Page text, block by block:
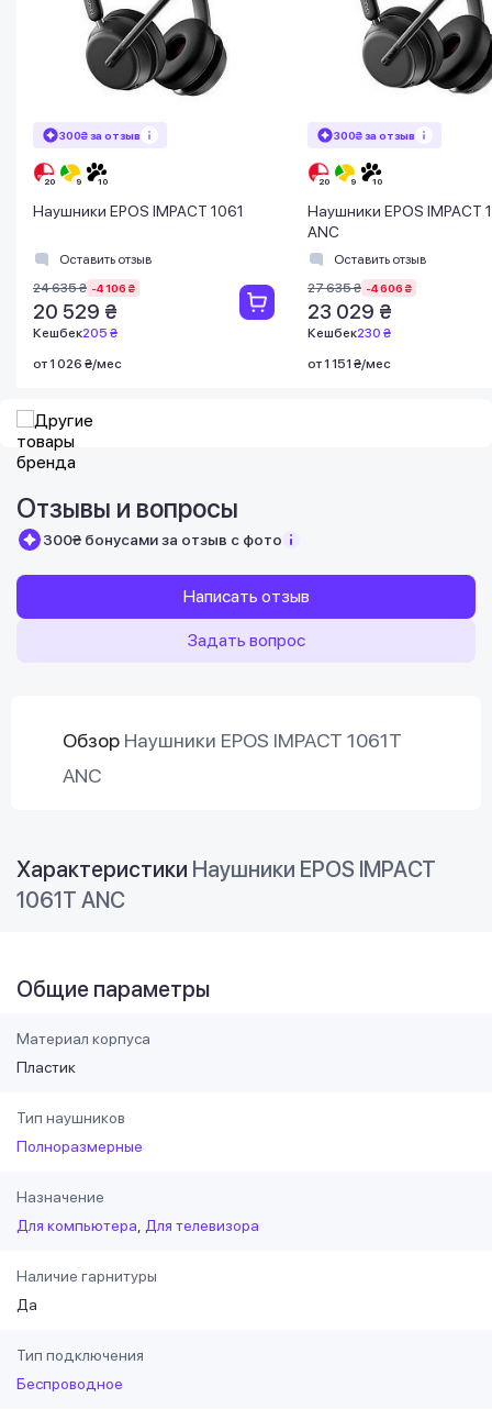
300₴ за отзыв
Наушники EPOS IMPACT 1061
Оставить отзыв
24 635 ₴ -4 106 ₴
20 529 ₴
Кешбек205 ₴
от 1 026 ₴/мес
300₴ за отзыв
Наушники EPOS IMPACT
ANC
Оставить отзыв
27 635 ₴ -4 606 ₴
23 029 ₴
Кешбек230 ₴
от 1 151 ₴/мес
Отзывы и вопросы
300₴ бонусами за отзыв с фото
Написать отзыв
Задать вопрос
Обзор Наушники EPOS IMPACT 1061T
ANC
Характеристики Наушники EPOS IMPACT
1061T ANC
Общие параметры
Материал корпуса
Пластик
Тип наушников
Полноразмерные
Назначение
Для компьютера
Для телевизора
Наличие гарнитуры
Да
Тип подключения
Беспроводное